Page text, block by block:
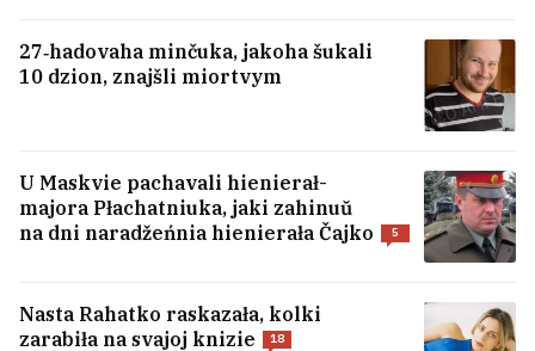
27‑hadovaha minčuka, jakoha šukali
10 dzion, znajšli miortvym
U Maskvie pachavali hienierał-
majora Płachatniuka, jaki zahinuŭ
na dni naradžeńnia hienierała Čajko
5
Nasta Rahatko raskazała, kolki
zarabiła na svajoj knizie
18
«Nie abaviazanyja». Strachavaja
kampanija admoviła biełarusu ŭ